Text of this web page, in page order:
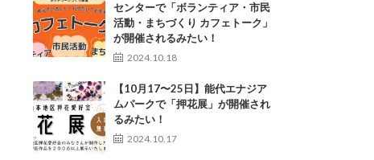
センターで「ボランティア・市民
活動・まちづくり カフェトーク」
が開催されるみたい！
2024.10.18
【10月17〜25日】能代エナジア
ムパークで「押花展」が開催され
るみたい！
2024.10.17